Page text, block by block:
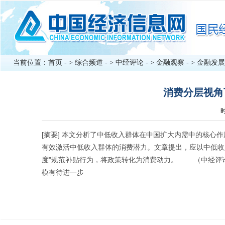
当前位置： 首页 - > 综合频道 - > 中经评论 - > 金融观察 - > 金融发
消费分层视
[摘要] 本文分析了中低收入群体在中国扩大内需中的核心
有效激活中低收入群体的消费潜力。文章提出，应以中低
度"规范补贴行为，将政策转化为消费动力。 （中经评
模有待进一步